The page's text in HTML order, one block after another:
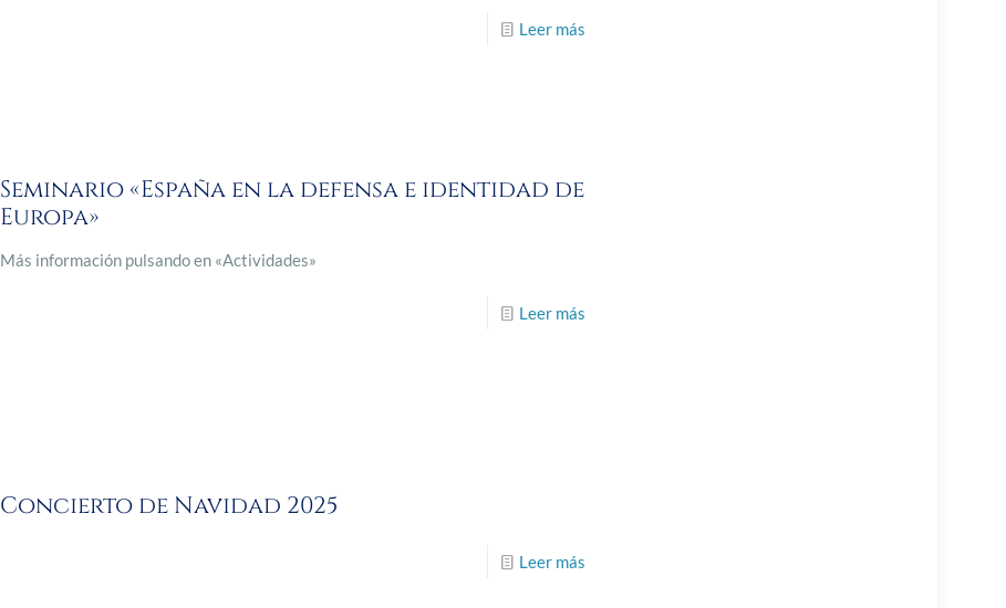
Leer más
Seminario «España en la defensa e identidad de
Europa»
Más información pulsando en «Actividades»
Leer más
Concierto de Navidad 2025
Leer más